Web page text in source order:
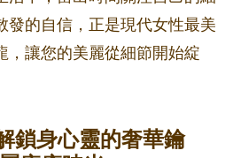
發的自信，正是現代女性最美
，讓您的美麗從細節開始綻
鎖身心靈的奢華鑰